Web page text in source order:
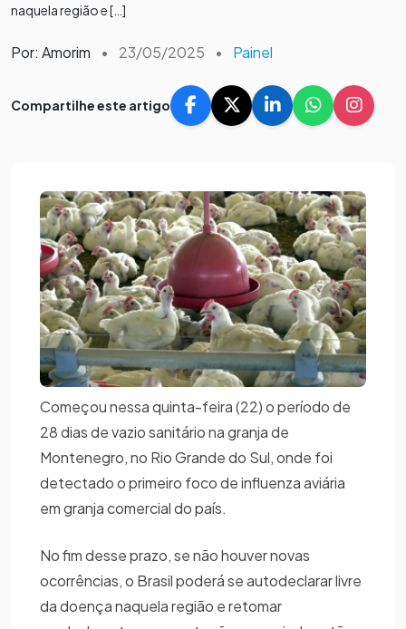
naquela região e […]
Por: Amorim • 23/05/2025 • Painel
Compartilhe este artigo
Começou nessa quinta-feira (22) o período de
28 dias de vazio sanitário na granja de
Montenegro, no Rio Grande do Sul, onde foi
detectado o primeiro foco de influenza aviária
em granja comercial do país.
No fim desse prazo, se não houver novas
ocorrências, o Brasil poderá se autodeclarar livre
da doença naquela região e retomar